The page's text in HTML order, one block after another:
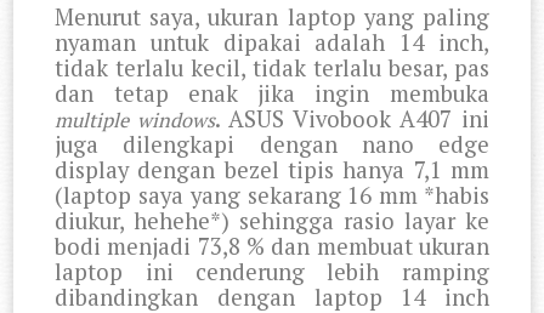
Menurut saya, ukuran laptop yang paling
nyaman untuk dipakai adalah 14 inch,
tidak terlalu kecil, tidak terlalu besar, pas
dan tetap enak jika ingin membuka
multiple windows. ASUS Vivobook A407 ini
juga dilengkapi dengan nano edge
display dengan bezel tipis hanya 7,1 mm
(laptop saya yang sekarang 16 mm *habis
diukur, hehehe*) sehingga rasio layar ke
bodi menjadi 73,8 % dan membuat ukuran
laptop ini cenderung lebih ramping
dibandingkan dengan laptop 14 inch